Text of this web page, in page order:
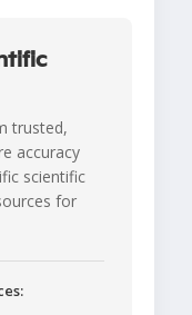
trusted,
accuracy
scientific
for